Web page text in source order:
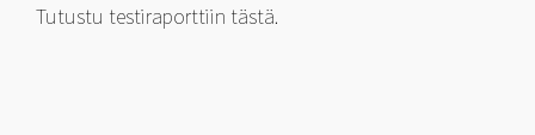
Tutustu testiraporttiin tästä.